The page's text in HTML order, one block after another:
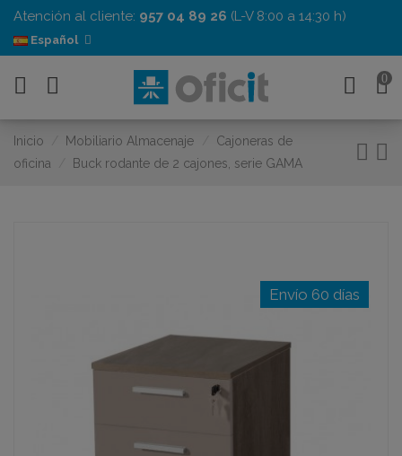
Atención al cliente: 957 04 89 26 (L-V 8:00 a 14:30 h)
Español
0
Inicio Mobiliario Almacenaje
Cajoneras de
oficina
Buck rodante de 2 cajones, serie GAMA
Envío 60 días